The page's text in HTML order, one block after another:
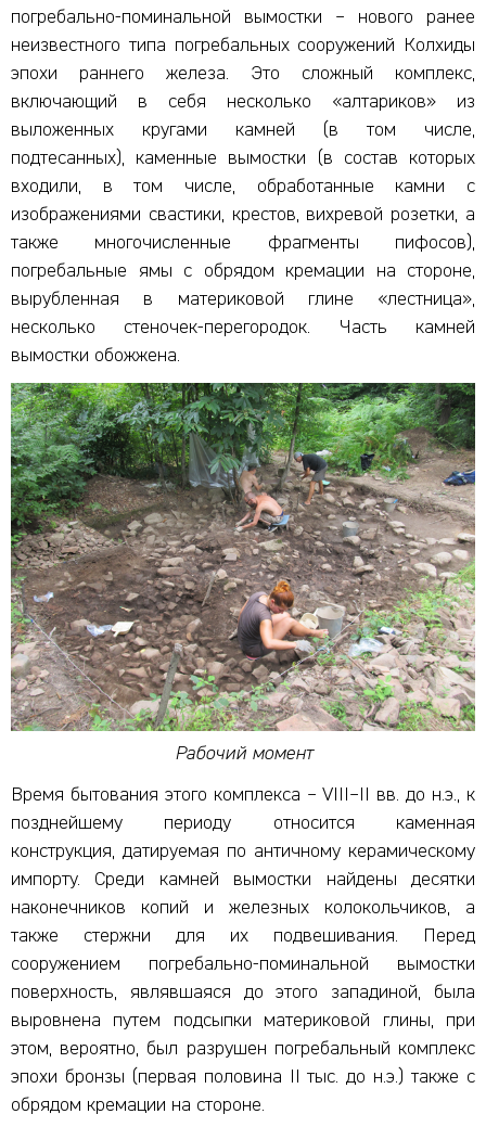
погребально-поминальной вымостки – нового ранее
неизвестного типа погребальных сооружений Колхиды
эпохи раннего железа. Это сложный комплекс,
включающий в себя несколько «алтариков» из
выложенных кругами камней (в том числе,
подтесанных), каменные вымостки (в состав которых
входили, в том числе, обработанные камни с
изображениями свастики, крестов, вихревой розетки, а
также многочисленные фрагменты пифосов),
погребальные ямы с обрядом кремации на стороне,
вырубленная в материковой глине «лестница»,
несколько стеночек-перегородок. Часть камней
вымостки обожжена.
Рабочий момент
Время бытования этого комплекса – VIII–II вв. до н.э., к
позднейшему периоду относится каменная
конструкция, датируемая по античному керамическому
импорту. Среди камней вымостки найдены десятки
наконечников копий и железных колокольчиков, а
также стержни для их подвешивания. Перед
сооружением погребально-поминальной вымостки
поверхность, являвшаяся до этого западиной, была
выровнена путем подсыпки материковой глины, при
этом, вероятно, был разрушен погребальный комплекс
эпохи бронзы (первая половина II тыс. до н.э.) также с
обрядом кремации на стороне.